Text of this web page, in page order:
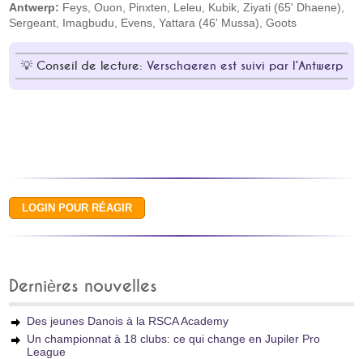
Antwerp: Feys, Ouon, Pinxten, Leleu, Kubik, Ziyati (65' Dhaene),
Sergeant, Imagbudu, Evens, Yattara (46' Mussa), Goots
Conseil de lecture: Verschaeren est suivi par l’Antwerp
Dernières nouvelles
Des jeunes Danois à la RSCA Academy
Un championnat à 18 clubs: ce qui change en Jupiler Pro
League